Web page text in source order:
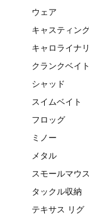
ウェア
キャスティン
キャロライナ
クランクベイト
シャッド
スイムベイト
フロッグ
ミノー
メタル
スモールマウス
タックル収納
テキサス リグ